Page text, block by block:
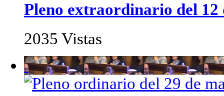
Pleno extraordinario del 12
2035 Vistas